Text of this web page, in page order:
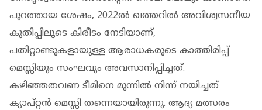
പുറത്തായ ശേഷം, 2022ൽ ഖത്തറിൽ അവിശ്വസനീയ
കുതിപ്പിലൂടെ കിരീടം നേടിയാണ്,
പതിറ്റാണ്ടുകളായുള്ള ആരാധകരുടെ കാത്തിരിപ്പ്
മെസ്സിയും സംഘവും അവസാനിപ്പിച്ചത്.
കഴിഞ്ഞതവണ ടീമിനെ മുന്നിൽ നിന്ന് നയിച്ചത്
ക്യാപ്റ്റൻ മെസ്സി തന്നെയായിരുന്നു. ആദ്യ മത്സരം